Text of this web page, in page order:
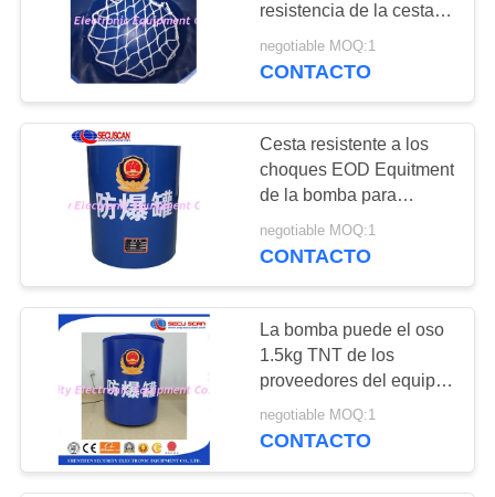
NOTICIAS
PIDA
CITA
DEL
SITIO
PRIVACY
POLICY
Bajo el sistema de
vigilancia de
vehículos
177
Detector de los
explosivos
resistencia de la cesta
de la bomba del equipo
del EOD para la
negotiable MOQ:1
CONTACTO
Cesta resistente a los
choques EOD Equitment
de la bomba para
prevenir la explosión
para el aeropuerto,
negotiable MOQ:1
CONTACTO
La bomba puede el oso
1.5kg TNT de los
proveedores del equipo
del EOD o igual para la
estación de tren, puerto
negotiable MOQ:1
CONTACTO